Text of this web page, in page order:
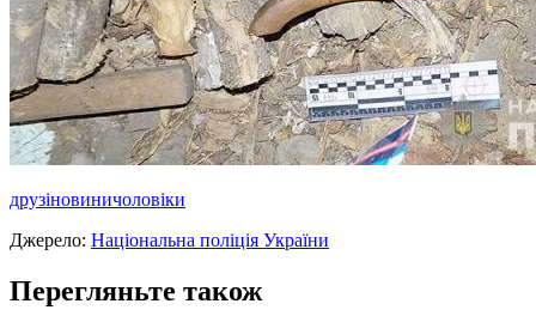
друзіновиничоловіки
Джерело: Національна поліція України
Перегляньте також